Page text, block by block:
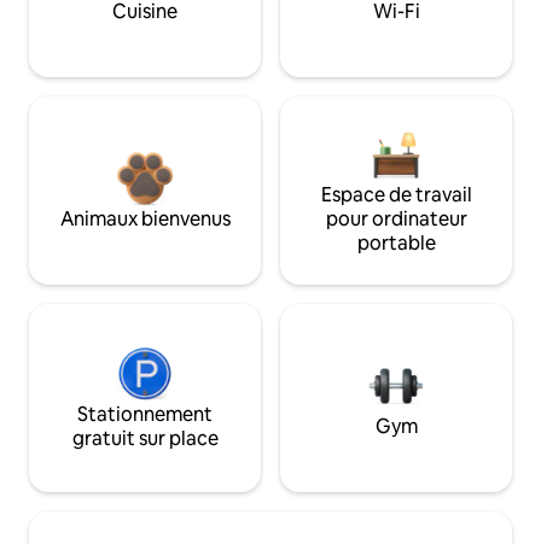
Cuisine Wi-Fi
Animaux bienvenus
Espace de travail
pour ordinateur
portable
Stationnement
gratuit sur place
Gym